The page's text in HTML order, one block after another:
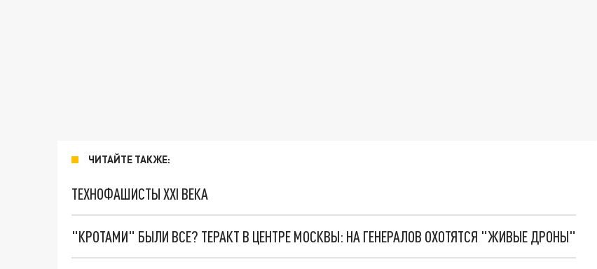
ЧИТАЙТЕ ТАКЖЕ:
ТЕХНОФАШИСТЫ XXI ВЕКА
"КРОТАМИ" БЫЛИ ВСЕ? ТЕРАКТ В ЦЕНТРЕ МОСКВЫ: НА ГЕНЕРАЛОВ ОХОТЯТСЯ "ЖИВЫЕ ДРОНЫ"